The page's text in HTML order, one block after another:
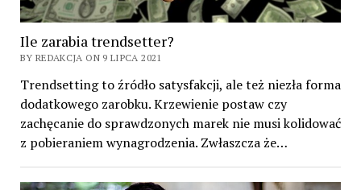
Ile zarabia trendsetter?
BY REDAKCJA ON 9 LIPCA 2021
Trendsetting to źródło satysfakcji, ale też niezła forma
dodatkowego zarobku. Krzewienie postaw czy
zachęcanie do sprawdzonych marek nie musi kolidować
z pobieraniem wynagrodzenia. Zwłaszcza że…